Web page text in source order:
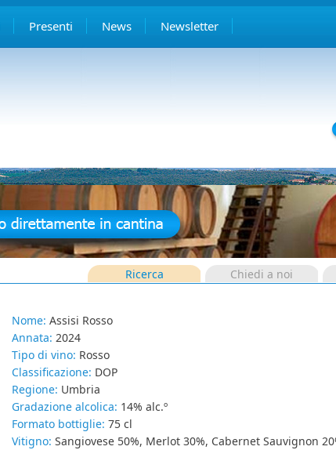
Presenti News Newsletter
Ricerca Chiedi a noi
Nome: Assisi Rosso
Annata: 2024
Tipo di vino: Rosso
Classificazione: DOP
Regione: Umbria
Gradazione alcolica: 14% alc.º
Formato bottiglie: 75 cl
Vitigno: Sangiovese 50%, Merlot 30%, Cabernet Sauvignon